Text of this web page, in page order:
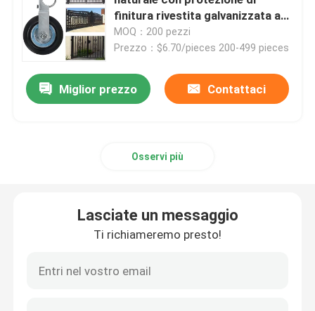
Staffe metalliche personalizzate
Hardware per scaffalature metalliche
Connettori per legno metallico
finitura rivestita galvanizzata a
caldo
MOQ：200 pezzi
Prezzo：$6.70/pieces 200-499 pieces
Miglior prezzo Contattaci
Osservi più
Lasciate un messaggio
Ti richiameremo presto!